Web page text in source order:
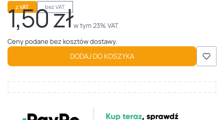
z VAT bez VAT
Cena
1,50 złw tym 23% VAT
w tym 23% VAT
Ceny podane bez kosztów dostawy.
DODAJ DO KOSZYKA